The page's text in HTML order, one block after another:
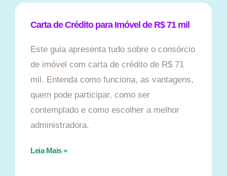
Carta de Crédito para Imóvel de R$ 71 mil
Este guia apresenta tudo sobre o consórcio
de imóvel com carta de crédito de R$ 71
mil. Entenda como funciona, as vantagens,
quem pode participar, como ser
contemplado e como escolher a melhor
administradora.
Leia Mais »